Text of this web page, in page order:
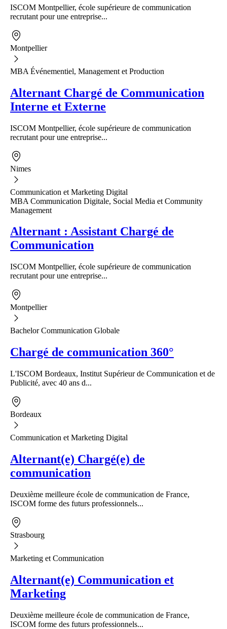
ISCOM Montpellier, école supérieure de communication
recrutant pour une entreprise...
Montpellier
MBA Événementiel, Management et Production
Alternant Chargé de Communication
Interne et Externe
ISCOM Montpellier, école supérieure de communication
recrutant pour une entreprise...
Nimes
Communication et Marketing Digital
MBA Communication Digitale, Social Media et Community
Management
Alternant : Assistant Chargé de
Communication
ISCOM Montpellier, école supérieure de communication
recrutant pour une entreprise...
Montpellier
Bachelor Communication Globale
Chargé de communication 360°
L'ISCOM Bordeaux, Institut Supérieur de Communication et de
Publicité, avec 40 ans d...
Bordeaux
Communication et Marketing Digital
Alternant(e) Chargé(e) de
communication
Deuxième meilleure école de communication de France,
ISCOM forme des futurs professionnels...
Strasbourg
Marketing et Communication
Alternant(e) Communication et
Marketing
Deuxième meilleure école de communication de France,
ISCOM forme des futurs professionnels...